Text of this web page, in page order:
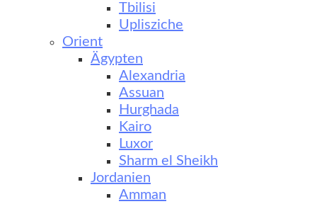
Tbilisi
Uplisziche
Orient
Ägypten
Alexandria
Assuan
Hurghada
Kairo
Luxor
Sharm el Sheikh
Jordanien
Amman